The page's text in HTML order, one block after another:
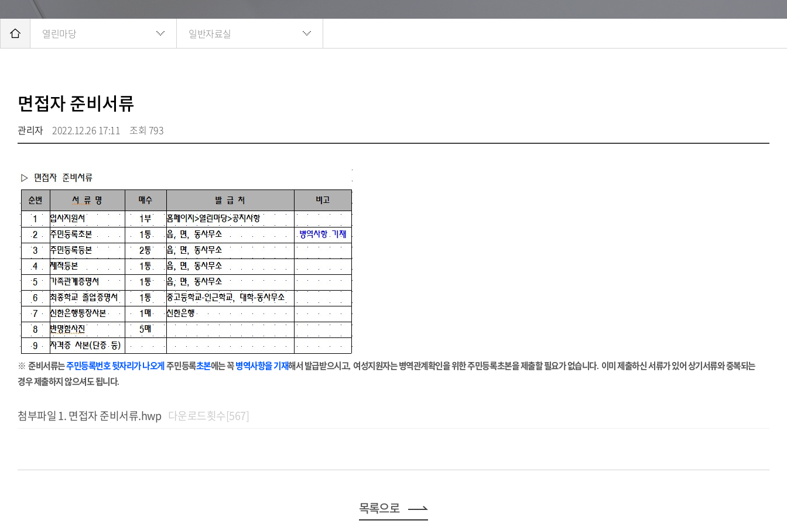
열린마당 일반자료실
면접자 준비서류
관리자 2022.12.26 17:11 조회 793
※ 준비서류는주민등록번호 뒷자리가 나오게주민등록초본에는 꼭병역사항을 기재해서 발급받으시고,여성지원자는 병역관계확인을 위한 주민등록초본을 제출할 필요가 없습니다. 이미 제출하신 서류가 있어 상기서류와 중복되는
경우 제출하지 않으셔도 됩니다.
첨부파일 면접자 준비서류.hwp 다운로드횟수[567]
목록으로